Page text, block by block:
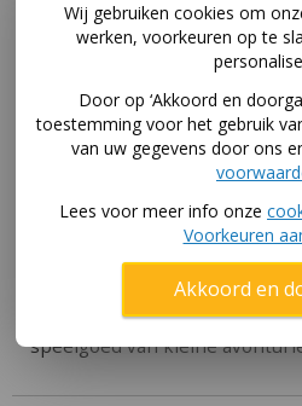
New Holland biedt tal van
speelplezier. Hier kunnen
accessoires worden
veelzijdiger te maken. De
overtuigt niet alleen door zijn
afwerking en aantrekkelijke
zijn duurzaamheid. Hij is
en is bestand tegen intensief
New Holland beleven
in de buitenlucht en kunnen
loop laten. Of ze nu alleen
dit voertuig wordt
speelgoed van kleine
Wij gebruiken cookies om
werken, voorkeuren op te
Door op ‘Akkoord en
toestemming voor het gebruik
van uw gegevens door ons
Lees voor meer info onze
Voorkeuren
Akkoord en